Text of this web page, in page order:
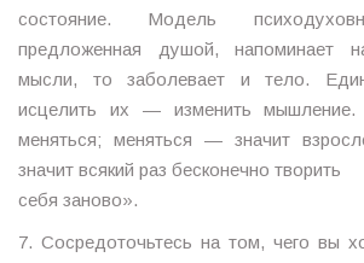
состояние. Модель
предложенная душой, напоминает
мысли, то заболевает и тело.
исцелить их — изменить
меняться; меняться — значит
значит всякий раз бесконечно творить
себя заново».
7. Сосредоточьтесь на том, чего вы